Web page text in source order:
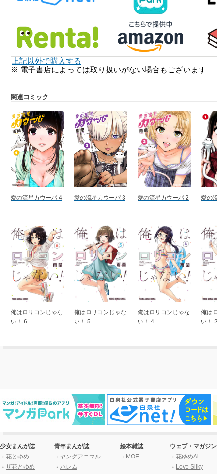
上記以外で購入する
※ 電子書店によっては取り扱いがない場合もございます
関連コミック
愛の流星カウーパ 4 愛の流星カウーパ 3 愛の流星カウーパ 2 愛の
俺はロリコンじゃな
い！ 6
俺はロリコンじゃな
い！ 5
俺はロリコンじゃな
い！ 4
俺は
い！ 2
少女まんが誌
花とゆめ
ザ花とゆめ
青年まんが誌
ヤングアニマル
ハレム
絵本雑誌
MOE
ウェブ・マガジン
花ゆめAi
Love Silky